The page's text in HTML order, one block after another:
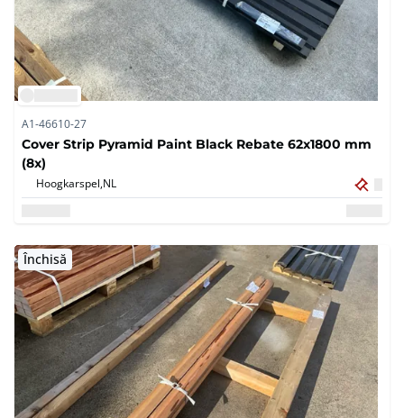
A1-46610-27
Cover Strip Pyramid Paint Black Rebate 62x1800 mm
(8x)
Hoogkarspel,NL
Închisă